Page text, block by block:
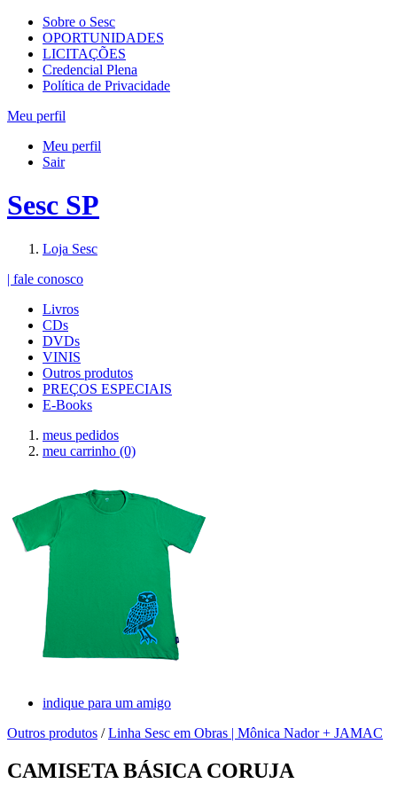
Sobre o Sesc
OPORTUNIDADES
LICITAÇÕES
Credencial Plena
Política de Privacidade
Meu perfil
Meu perfil
Sair
Sesc SP
Loja Sesc
| fale conosco
Livros
CDs
DVDs
VINIS
Outros produtos
PREÇOS ESPECIAIS
E-Books
meus pedidos
meu carrinho (0)
indique para um amigo
Outros produtos /Linha Sesc em Obras | Mônica Nador + JAMAC
CAMISETA BÁSICA CORUJA